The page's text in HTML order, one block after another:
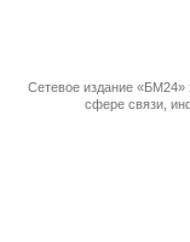
Сетевое издание «БМ24»
сфере связи,